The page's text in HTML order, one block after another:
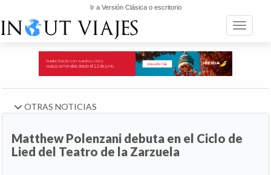
Ir a Versión Clásica o escritorio
Toggle
OTRAS NOTICIAS
Matthew Polenzani debuta en el Ciclo de
Lied del Teatro de la Zarzuela